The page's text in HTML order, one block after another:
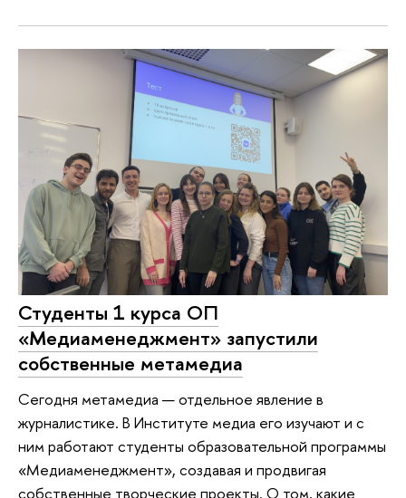
Студенты 1 курса ОП
«Медиаменеджмент» запустили
собственные метамедиа
Сегодня метамедиа — отдельное явление в
журналистике. В Институте медиа его изучают и с
ним работают студенты образовательной программы
«Медиаменеджмент», создавая и продвигая
собственные творческие проекты. О том, какие